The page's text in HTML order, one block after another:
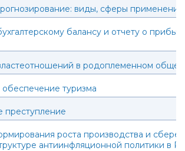
виды, сферы
балансу и отчету о
в родоплеменном
туризма
преступление
роста производства и
антиинфляционной политики в